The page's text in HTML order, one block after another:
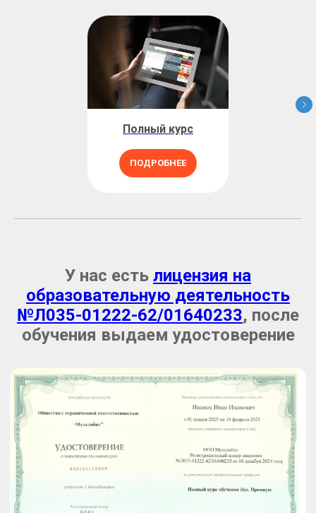
Полный курс
ПОДРОБНЕЕ
У нас есть лицензия на
образовательную деятельность
№Л035-01222-62/01640233, после
обучения выдаем удостоверение